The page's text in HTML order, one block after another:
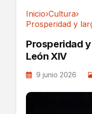
Inicio›Cultura›
Prosperidad
León XIV
9 junio 2026